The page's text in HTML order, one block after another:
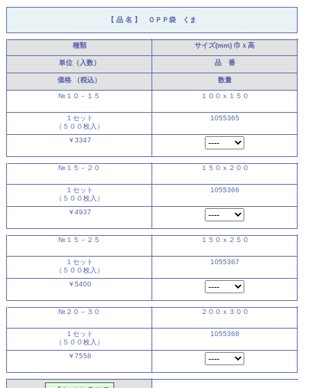
【 品 名 】 ＯＰＰ袋 くま
種類 サイズ(mm) 巾ｘ高
単位（入数） 品 番
価格 （税込） 数量
№１０－１５ １００ｘ１５０
１セット
（５００枚入）
1055365
￥3347
№１５－２０ １５０ｘ２００
１セット
（５００枚入）
1055366
￥4937
№１５－２５ １５０ｘ２５０
１セット
（５００枚入）
1055367
￥5400
№２０－３０ ２００ｘ３００
１セット
（５００枚入）
1055368
￥7558